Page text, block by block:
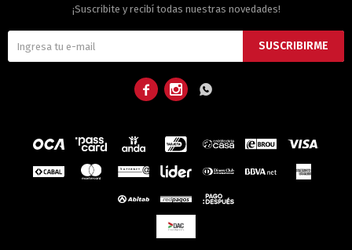
¡Suscribite y recibí todas nuestras novedades!
SUSCRIBIRME
  